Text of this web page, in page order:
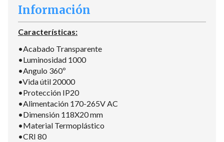
Información
Características:
•Acabado Transparente
•Luminosidad 1000
•Angulo 360º
•Vida útil 20000
•Protección IP20
•Alimentación 170-265V AC
•Dimensión 118X20 mm
•Material Termoplástico
•CRI 80